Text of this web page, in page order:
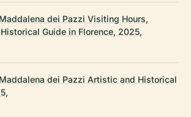
dei Pazzi Visiting Hours,
Guide in Florence, 2025,
dei Pazzi Artistic and Historical